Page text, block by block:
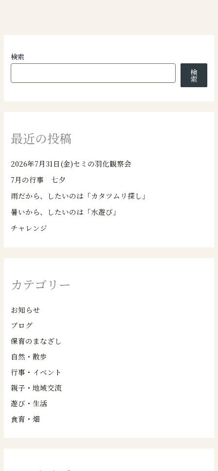
検索
検
索
最近の投稿
2026年7月31日(金)セミの羽化観察会
7月の行事 七夕
雨だから、したいのは「カタツムリ探し」
暑いから、したいのは「水遊び」
チャレンジ
カテゴリー
お知らせ
ブログ
保育のまなざし
自然・散歩
行事・イベント
親子・地域交流
遊び・生活
食育・畑